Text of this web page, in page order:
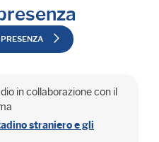
PRESENZA
in collaborazione con il
straniero e gli